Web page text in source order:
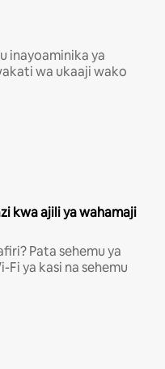
inayoaminika ya
wa ukaaji wako
kwa ajili ya wahamaji
Pata sehemu ya
Fi ya kasi na sehemu